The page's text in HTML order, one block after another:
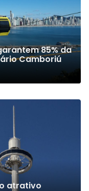
85% da
Camboriú
atrativo